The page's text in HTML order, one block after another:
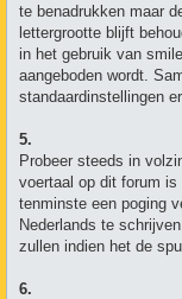
te benadrukken maar
lettergrootte blijft
in het gebruik van
aangeboden wordt.
standaardinstellingen
5.
Probeer steeds in
voertaal op dit forum
tenminste een poging
Nederlands te
zullen indien het de
6.